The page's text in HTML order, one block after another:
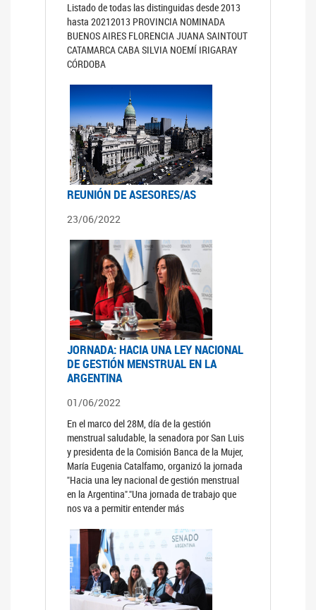
Listado de todas las distinguidas desde 2013
hasta 20212013 PROVINCIA NOMINADA
BUENOS AIRES FLORENCIA JUANA SAINTOUT
CATAMARCA CABA SILVIA NOEMÍ IRIGARAY
CÓRDOBA
REUNIÓN DE ASESORES/AS
23/06/2022
JORNADA: HACIA UNA LEY NACIONAL
DE GESTIÓN MENSTRUAL EN LA
ARGENTINA
01/06/2022
En el marco del 28M, día de la gestión
menstrual saludable, la senadora por San Luis
y presidenta de la Comisión Banca de la Mujer,
María Eugenia Catalfamo, organizó la jornada
"Hacia una ley nacional de gestión menstrual
en la Argentina"."Una jornada de trabajo que
nos va a permitir entender más